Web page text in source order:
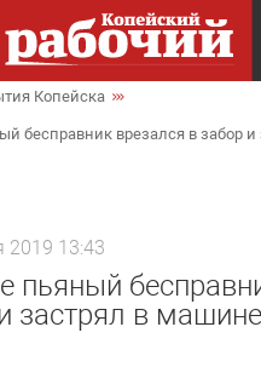
Копейска
бесправник врезался в забор
2019 13:43
пьяный
застрял в машине